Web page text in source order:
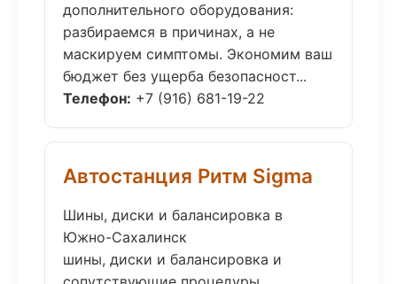
дополнительного оборудования:
разбираемся в причинах, а не
маскируем симптомы. Экономим ваш
бюджет без ущерба безопасност...
Телефон: +7 (916) 681-19-22
Автостанция Ритм Sigma
Шины, диски и балансировка в
Южно-Сахалинск
шины, диски и балансировка и